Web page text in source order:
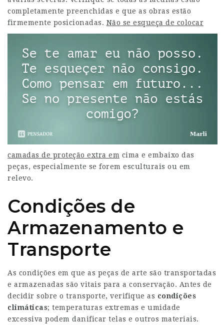
completamente preenchidas e que as obras estão
firmemente posicionadas. Não se esqueça de colocar
camadas de proteção extra em cima e embaixo das
peças, especialmente se forem esculturais ou em
relevo.
Condições de
Armazenamento e
Transporte
As condições em que as peças de arte são transportadas
e armazenadas são vitais para a conservação. Antes de
decidir sobre o transporte, verifique as condições
climáticas; temperaturas extremas e umidade
excessiva podem danificar telas e outros materiais.